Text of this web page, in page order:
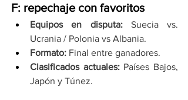
F: repechaje con favoritos
Equipos en disputa: Suecia vs.
Ucrania / Polonia vs Albania.
Formato: Final entre ganadores.
Clasificados actuales: Países Bajos,
Japón y Túnez.